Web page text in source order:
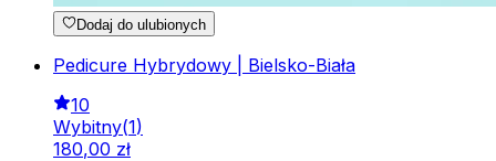
Dodaj do ulubionych
Pedicure Hybrydowy | Bielsko-Biała
10
Wybitny(1)
180,00 zł